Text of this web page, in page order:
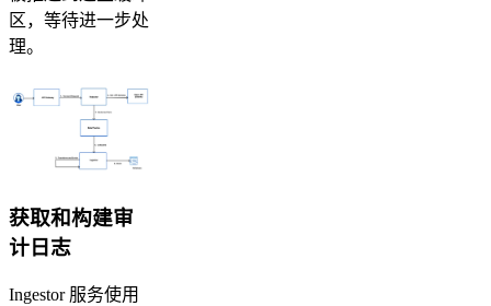
区，等待进一步处
理。
获取和构建审
计日志
Ingestor 服务使用